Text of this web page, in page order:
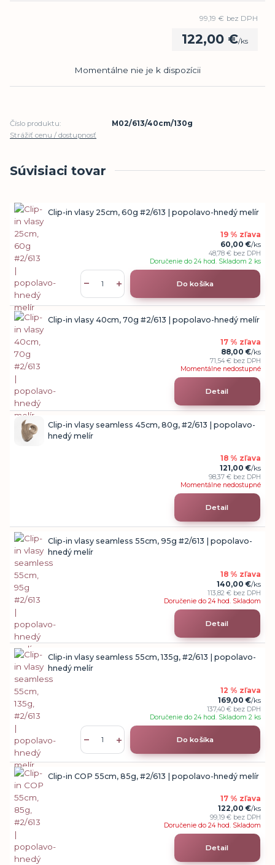
122,00 €/ks
99,19 € bez DPH
Momentálne nie je k dispozícii
Číslo produktu:
M02/613/40cm/130g
Strážiť cenu / dostupnosť
Súvisiaci tovar
Clip-in vlasy 25cm, 60g #2/613 | popolavo-hnedý melír
19 % zľava
60,00 €/ks
48,78 € bez DPH
Doručenie do 24 hod. Skladom 2 ks
Do košíka
Clip-in vlasy 40cm, 70g #2/613 | popolavo-hnedý melír
17 % zľava
88,00 €/ks
71,54 € bez DPH
Momentálne nedostupné
Detail
Clip-in vlasy seamless 45cm, 80g, #2/613 | popolavo-
hnedý melír
18 % zľava
121,00 €/ks
98,37 € bez DPH
Momentálne nedostupné
Detail
Clip-in vlasy seamless 55cm, 95g #2/613 | popolavo-
hnedý melír
18 % zľava
140,00 €/ks
113,82 € bez DPH
Doručenie do 24 hod. Skladom
Detail
Clip-in vlasy seamless 55cm, 135g, #2/613 | popolavo-
hnedý melír
12 % zľava
169,00 €/ks
137,40 € bez DPH
Doručenie do 24 hod. Skladom 2 ks
Do košíka
Clip-in COP 55cm, 85g, #2/613 | popolavo-hnedý melír
17 % zľava
122,00 €/ks
99,19 € bez DPH
Doručenie do 24 hod. Skladom
Detail